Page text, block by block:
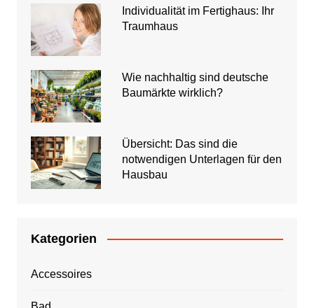
Individualität im Fertighaus: Ihr
Traumhaus
Wie nachhaltig sind deutsche
Baumärkte wirklich?
Übersicht: Das sind die
notwendigen Unterlagen für den
Hausbau
Kategorien
Accessoires